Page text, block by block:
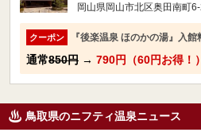
岡山県岡山市北区奥田南町
クーポン 『後楽温泉 ほのかの湯』入館
通常850円 → 790円（60円お得！）
鳥取県のニフティ温泉ニュース